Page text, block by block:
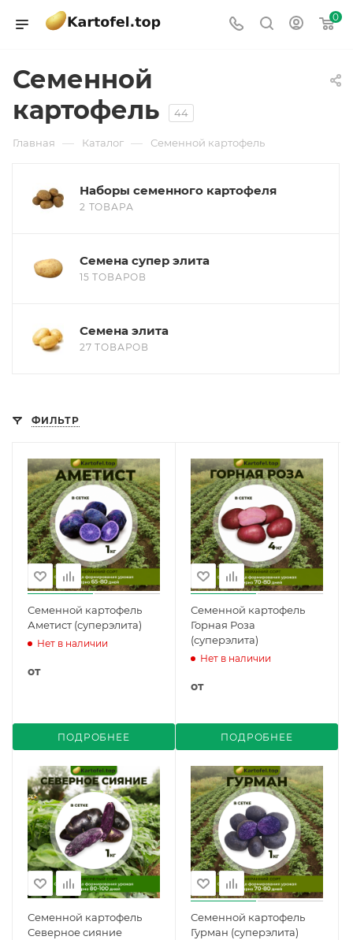
0
Семенной
картофель
44
Главная — Каталог — Семенной картофель
Наборы семенного картофеля
2 ТОВАРА
Семена супер элита
15 ТОВАРОВ
Семена элита
27 ТОВАРОВ
ФИЛЬТР
Семенной картофель
Аметист (суперэлита)
Нет в наличии
от
ПОДРОБНЕЕ
Семенной картофель
Горная Роза
(суперэлита)
Нет в наличии
от
ПОДРОБНЕЕ
Семенной картофель
Северное сияние
Семенной картофель
Гурман (суперэлита)